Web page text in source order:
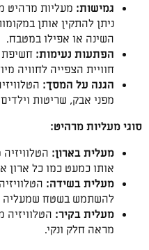
גמישות: מעליות מרהיט
ניתן להתקין אותן
השינה או אפילו במטבח.
הפתעות נעימות: חשיפת
חוויית הצפייה לחוויה
הגנה על המסך:
מפני אבק, שריטות
סוגי מעליות מרהיט:
מעלית בארון:
אותו כמעט כמו כל ארון
מעלית בשידה:
להשתמש בשטח שמעליה
מעלית בקיר: הטלוויזיה
מראה חלק ונקי.